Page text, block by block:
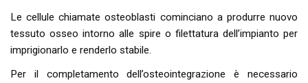
Le cellule chiamate osteoblasti cominciano a produrre nuovo
tessuto osseo intorno alle spire o filettatura dell’impianto per
imprigionarlo e renderlo stabile.
Per il completamento dell’osteointegrazione è necessario